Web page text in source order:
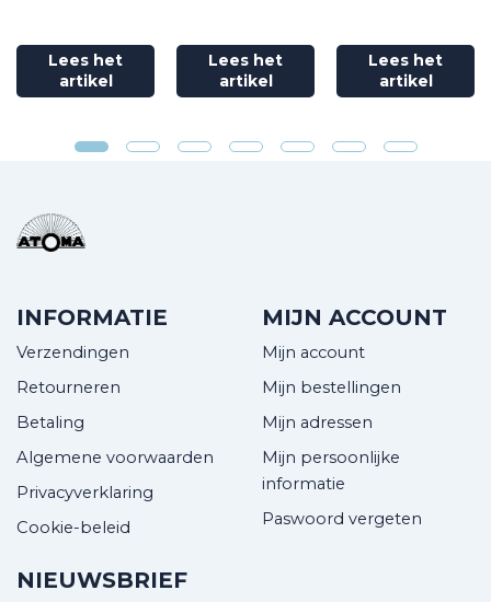
Lees het
artikel
Lees het
artikel
Lees het
artikel
INFORMATIE
Verzendingen
Retourneren
Betaling
Algemene voorwaarden
Privacyverklaring
Cookie-beleid
MIJN ACCOUNT
Mijn account
Mijn bestellingen
Mijn adressen
Mijn persoonlijke
informatie
Paswoord vergeten
NIEUWSBRIEF